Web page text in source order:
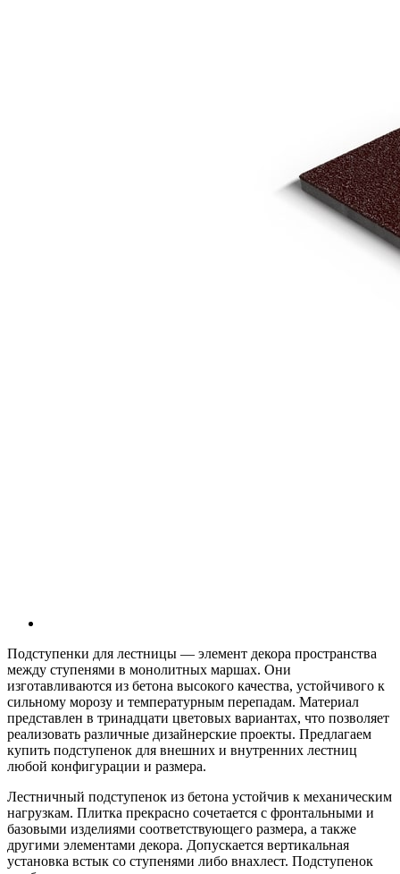
Подступенки для лестницы — элемент декора пространства
между ступенями в монолитных маршах. Они
изготавливаются из бетона высокого качества, устойчивого к
сильному морозу и температурным перепадам. Материал
представлен в тринадцати цветовых вариантах, что позволяет
реализовать различные дизайнерские проекты. Предлагаем
купить подступенок для внешних и внутренних лестниц
любой конфигурации и размера.
Лестничный подступенок из бетона устойчив к механическим
нагрузкам. Плитка прекрасно сочетается с фронтальными и
базовыми изделиями соответствующего размера, а также
другими элементами декора. Допускается вертикальная
установка встык со ступенями либо внахлест. Подступенок